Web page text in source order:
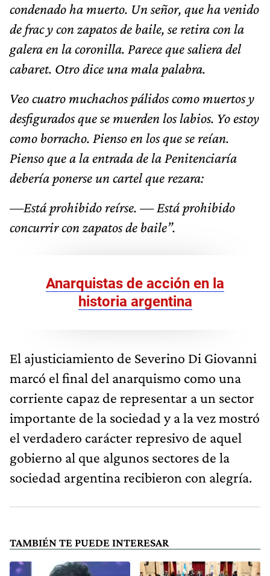
condenado ha muerto. Un señor, que ha venido
de frac y con zapatos de baile, se retira con la
galera en la coronilla. Parece que saliera del
cabaret. Otro dice una mala palabra.
Veo cuatro muchachos pálidos como muertos y
desfigurados que se muerden los labios. Yo estoy
como borracho. Pienso en los que se reían.
Pienso que a la entrada de la Penitenciaría
debería ponerse un cartel que rezara:
—Está prohibido reírse. — Está prohibido
concurrir con zapatos de baile”.
Anarquistas de acción en la
historia argentina
El ajusticiamiento de Severino Di Giovanni
marcó el final del anarquismo como una
corriente capaz de representar a un sector
importante de la sociedad y a la vez mostró
el verdadero carácter represivo de aquel
gobierno al que algunos sectores de la
sociedad argentina recibieron con alegría.
TAMBIÉN TE PUEDE INTERESAR